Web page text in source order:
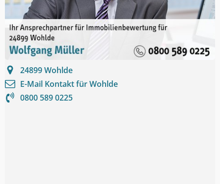
24899Wohlde
E-Mail Kontakt fürWohlde
0800 589 0225